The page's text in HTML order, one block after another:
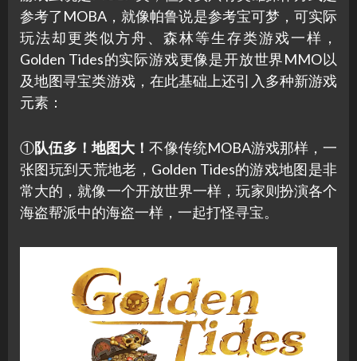
参考了MOBA，就像帕鲁说是参考宝可梦，可实际
玩法却更类似方舟、森林等生存类游戏一样，
Golden Tides的实际游戏更像是开放世界MMO以
及地图寻宝类游戏，在此基础上还引入多种新游戏
元素：
①队伍多！地图大！不像传统MOBA游戏那样，一
张图玩到天荒地老，Golden Tides的游戏地图是非
常大的，就像一个开放世界一样，玩家则扮演各个
海盗帮派中的海盗一样，一起打怪寻宝。